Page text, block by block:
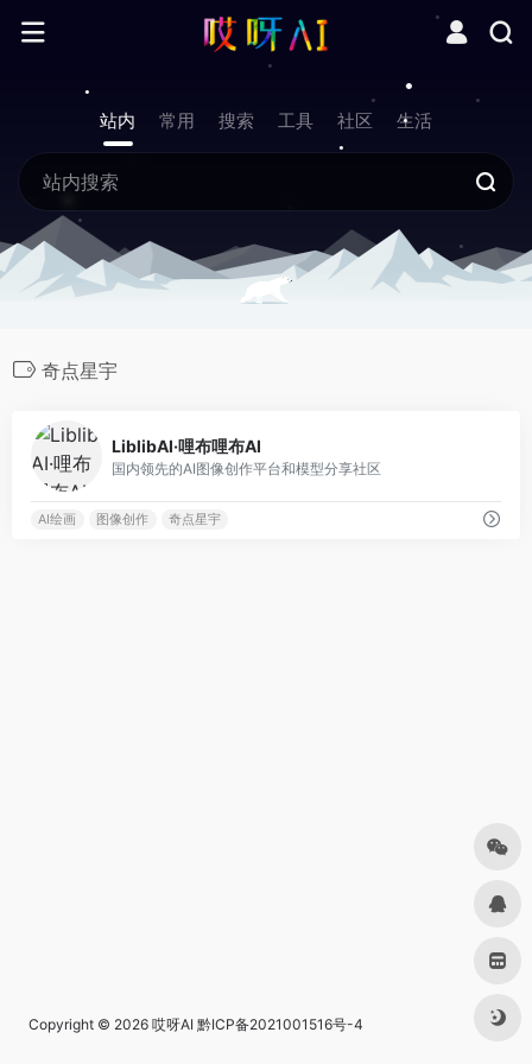
站内 常用 搜索 工具 社区 生活
奇点星宇
LiblibAI·哩布哩布AI
国内领先的AI图像创作平台和模型分享社区
AI绘画 图像创作 奇点星宇
Copyright © 2026 哎呀AI 黔ICP备2021001516号-4